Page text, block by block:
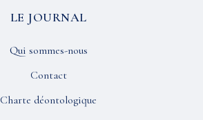
LE JOURNAL
Qui sommes-nous
Contact
Charte déontologique